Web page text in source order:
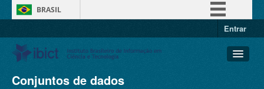
BRASIL
Entrar
Conjuntos de dados
Conjuntos de dados